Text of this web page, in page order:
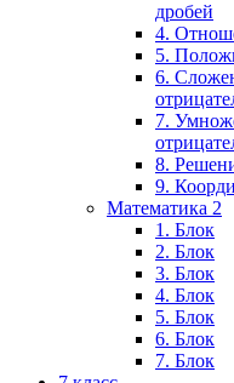
дробей
4.
5.
6.
7.
8.
9.
Математика 2
1. Блок
2. Блок
3. Блок
4. Блок
5. Блок
6. Блок
7. Блок